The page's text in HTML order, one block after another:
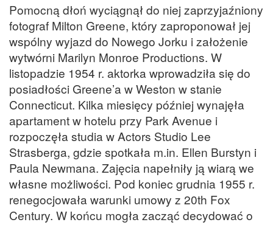
Pomocną dłoń wyciągnął do niej zaprzyjaźniony
fotograf Milton Greene, który zaproponował jej
wspólny wyjazd do Nowego Jorku i założenie
wytwórni Marilyn Monroe Productions. W
listopadzie 1954 r. aktorka wprowadziła się do
posiadłości Greene’a w Weston w stanie
Connecticut. Kilka miesięcy później wynajęła
apartament w hotelu przy Park Avenue i
rozpoczęła studia w Actors Studio Lee
Strasberga, gdzie spotkała m.in. Ellen Burstyn i
Paula Newmana. Zajęcia napełniły ją wiarą we
własne możliwości. Pod koniec grudnia 1955 r.
renegocjowała warunki umowy z 20th Fox
Century. W końcu mogła zacząć decydować o